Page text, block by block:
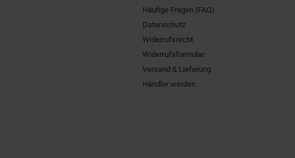
Häufige Fragen (FAQ)
Datenschutz
Widerrufsrecht
Widerrufsformular
Versand & Lieferung
Händler werden